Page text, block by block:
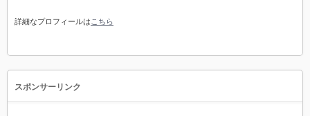
詳細なプロフィールは こちら
スポンサーリンク